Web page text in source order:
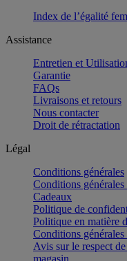
Index de l’égalité
Assistance
Entretien et
Garantie
FAQs
Livraisons et retours
Nous contacter
Droit de rétractation
Légal
Conditions générales
Conditions
Cadeaux
Politique de
Politique en matière
Conditions
Avis sur le respect